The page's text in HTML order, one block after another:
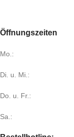
Öffnungszeiten
Mo.:
Di. u. Mi.:
Do. u. Fr.:
Sa.: